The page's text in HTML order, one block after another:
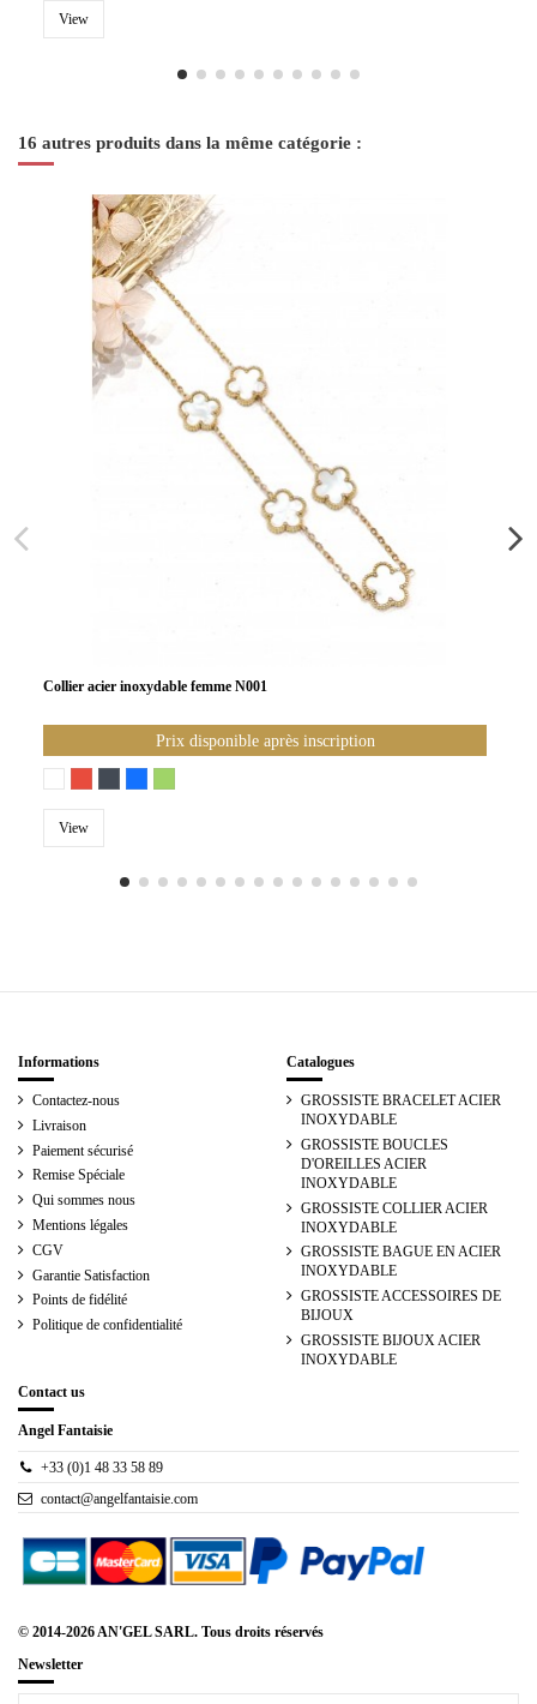
View
16 autres produits dans la même catégorie :
Collier acier inoxydable femme N001
Prix disponible après inscription
View
Informations
Contactez-nous
Livraison
Paiement sécurisé
Remise Spéciale
Qui sommes nous
Mentions légales
CGV
Garantie Satisfaction
Points de fidélité
Politique de confidentialité
Catalogues
GROSSISTE BRACELET ACIER
INOXYDABLE
GROSSISTE BOUCLES
D'OREILLES ACIER
INOXYDABLE
GROSSISTE COLLIER ACIER
INOXYDABLE
GROSSISTE BAGUE EN ACIER
INOXYDABLE
GROSSISTE ACCESSOIRES DE
BIJOUX
GROSSISTE BIJOUX ACIER
INOXYDABLE
Contact us
Angel Fantaisie
+33 (0)1 48 33 58 89
contact@angelfantaisie.com
© 2014-2026 AN'GEL SARL. Tous droits réservés
Newsletter